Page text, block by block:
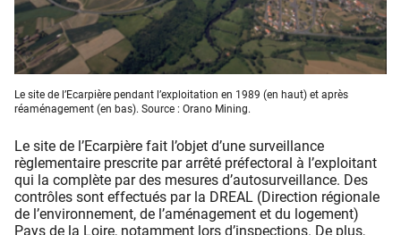
Le site de l’Ecarpière pendant l’exploitation en 1989 (en haut) et après
réaménagement (en bas). Source : Orano Mining.
Le site de l’Ecarpière fait l’objet d’une surveillance
règlementaire prescrite par arrêté préfectoral à l’exploitant
qui la complète par des mesures d’autosurveillance. Des
contrôles sont effectués par la DREAL (Direction régionale
de l’environnement, de l’aménagement et du logement)
Pays de la Loire, notamment lors d’inspections. De plus,